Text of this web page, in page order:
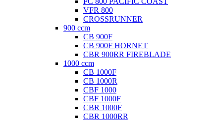
VFR 800
CROSSRUNNER
900 ccm
CB 900F
CB 900F HORNET
CBR 900RR FIREBLADE
1000 ccm
CB 1000F
CB 1000R
CBF 1000
CBF 1000F
CBR 1000F
CBR 1000RR